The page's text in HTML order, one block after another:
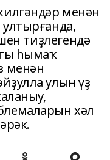
менән
тиҙлегендә
һымаҡ
менән
улын үҙ
хәл